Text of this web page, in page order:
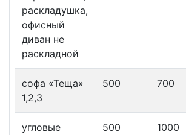
раскладушка,
офисный
диван не
раскладной
софа «Теща»
1,2,3
500 700
угловые
500 1000